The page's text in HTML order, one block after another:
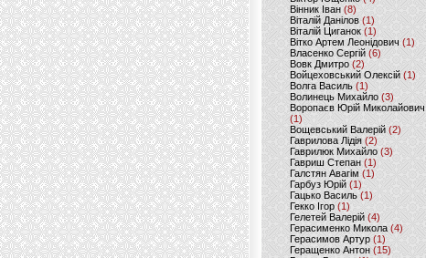
Вінник Іван (8)
Віталій Данілов (1)
Віталій Циганок (1)
Вітко Артем Леонідович(1)
Власенко Сергій (6)
Вовк Дмитро(2)
Войцеховський Олексій(1)
Волга Василь (1)
Волинець Михайло (3)
Воропаєв Юрій Миколайович
(1)
Вощевський Валерій(2)
Гаврилова Лідія (2)
Гаврилюк Михайло (3)
Гавриш Степан (1)
Галстян Авагім (1)
Гарбуз Юрій (1)
Гацько Василь (1)
Гекко Ігор(1)
Гелетей Валерій (4)
Герасименко Микола (4)
Герасимов Артур (1)
Геращенко Антон(15)